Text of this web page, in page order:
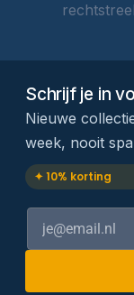
Schrijf je in
Nieuwe
week, nooit
✦ 10% korting